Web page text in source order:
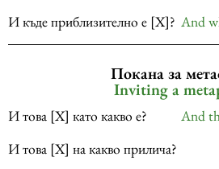
И къде приблизително е [X]? And
Покана за
Inviting a
И това [X] като какво е?
И това [X] на какво прилича?
And